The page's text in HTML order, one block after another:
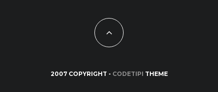
2007 COPYRIGHT - CODETIPI THEME